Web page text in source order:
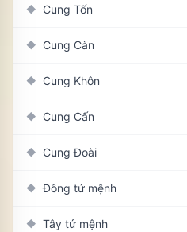
◆ Cung Tốn
◆ Cung Càn
◆ Cung Khôn
◆ Cung Cấn
◆ Cung Đoài
◆ Đông tứ mệnh
◆ Tây tứ mệnh